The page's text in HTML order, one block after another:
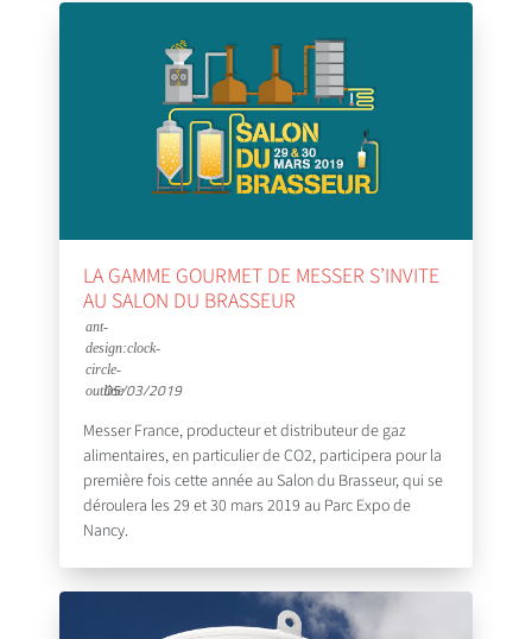
LA GAMME GOURMET DE MESSER S’INVITE
AU SALON DU BRASSEUR
05/03/2019
Messer France, producteur et distributeur de gaz
alimentaires, en particulier de CO2, participera pour la
première fois cette année au Salon du Brasseur, qui se
déroulera les 29 et 30 mars 2019 au Parc Expo de
Nancy.